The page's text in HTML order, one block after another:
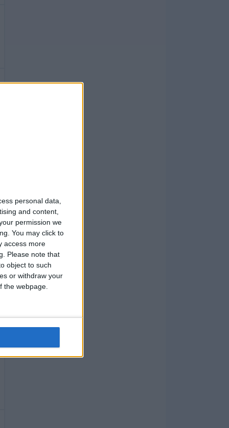
personal data,
and content,
permission we
You may click to
access more
Please note that
object to such
or withdraw your
the webpage.